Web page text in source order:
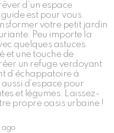
d’un espace
est pour vous.
votre petit jardin
Peu importe la
quelques astuces
et une touche de
un refuge verdoyant
d’échappatoire à
d’espace pour
et légumes. Laissez-
propre oasis urbaine !
ago